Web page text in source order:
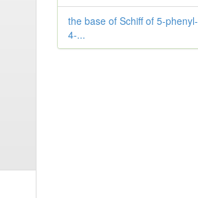
the base of Schiff of 5-phenyl-
4-...